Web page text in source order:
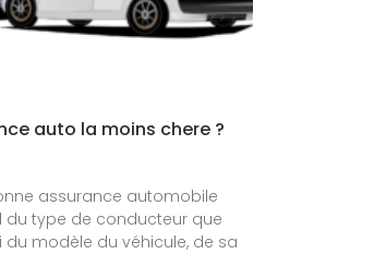
auto la moins chere ?
assurance automobile
type de conducteur que
modèle du véhicule, de sa